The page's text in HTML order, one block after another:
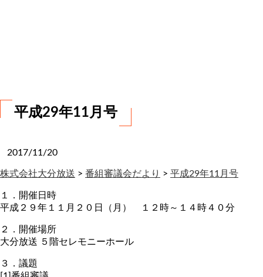
平成29年11月号
2017/11/20
株式会社大分放送 > 番組審議会だより > 平成29年11月号
１．開催日時
平成２９年１１月２０日（月） １２時～１４時４０分
２．開催場所
大分放送 ５階セレモニーホール
３．議題